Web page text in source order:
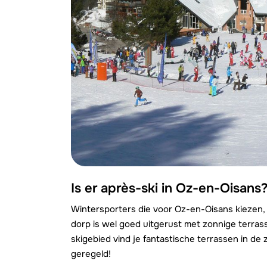
Is er après-ski in Oz-en-
Wintersporters die voor Oz-en-Oisans
dorp is wel goed uitgerust met zonnige
skigebied vind je fantastische terrassen in
geregeld!